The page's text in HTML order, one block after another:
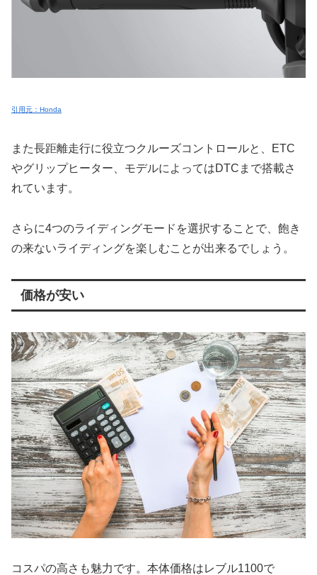
引用元：Honda
また長距離走行に役立つクルーズコントロールと、ETC
やグリップヒーター、モデルによってはDTCまで搭載さ
れています。
さらに4つのライディングモードを選択することで、飽き
の来ないライディングを楽しむことが出来るでしょう。
価格が安い
コスパの高さも魅力です。本体価格はレブル1100で